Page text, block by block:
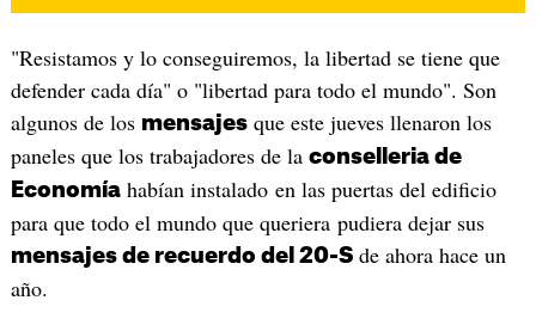
"Resistamos y lo conseguiremos, la libertad se tiene que
defender cada día" o "libertad para todo el mundo". Son
algunos de los mensajesque este jueves llenaron los
paneles que los trabajadores de la conselleria de
Economíahabían instalado en las puertas del edificio
para que todo el mundo que queriera pudiera dejar sus
mensajes de recuerdo del 20-Sde ahora hace un
año.